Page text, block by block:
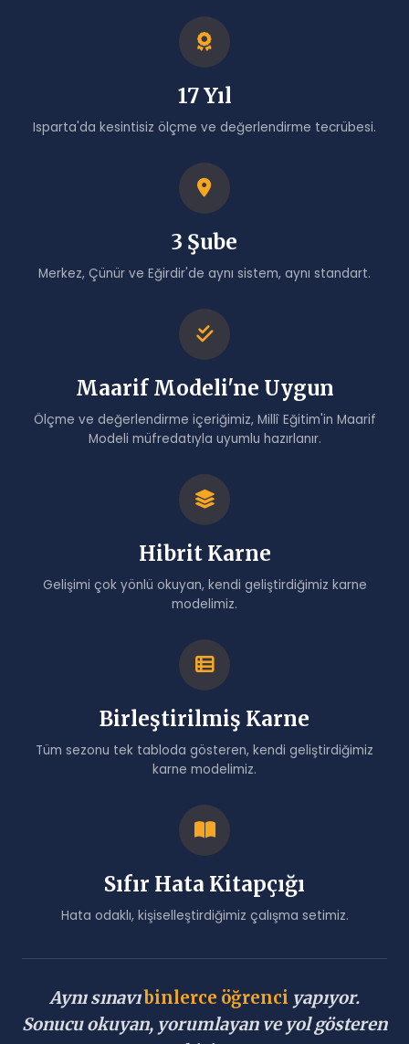
17 Yıl
Isparta'da kesintisiz ölçme ve değerlendirme tecrübesi.
3 Şube
Merkez, Çünür ve Eğirdir'de aynı sistem, aynı standart.
Maarif Modeli'ne Uygun
Ölçme ve değerlendirme içeriğimiz, Millî Eğitim'in Maarif
Modeli müfredatıyla uyumlu hazırlanır.
Hibrit Karne
Gelişimi çok yönlü okuyan, kendi geliştirdiğimiz karne
modelimiz.
Birleştirilmiş Karne
Tüm sezonu tek tabloda gösteren, kendi geliştirdiğimiz
karne modelimiz.
Sıfır Hata Kitapçığı
Hata odaklı, kişiselleştirdiğimiz çalışma setimiz.
Aynı sınavıbinlerce öğrenci yapıyor.
Sonucu okuyan, yorumlayan ve yol gösteren